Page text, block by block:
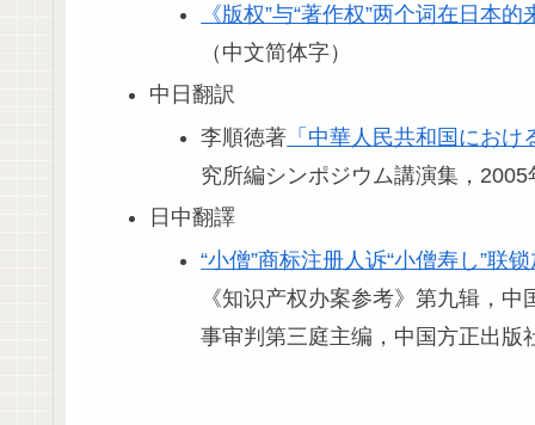
《版权”与“著作权”两个词在日本
（中文简体字）
中日翻訳
李順徳著 「中華人民共和国にお
究所編シンポジウム講演集，2005
日中翻譯
“小僧”商标注册人诉“小僧寿し”联
《知识产权办案参考》第九辑，
事审判第三庭主编，中国方正出版